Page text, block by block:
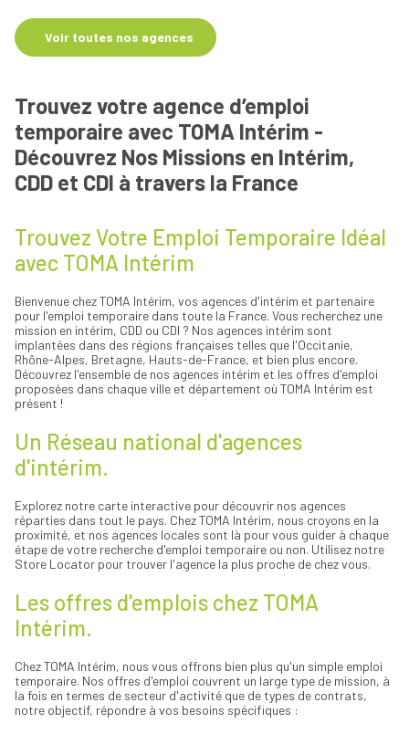
Voir toutes nos agences
Trouvez votre agence d’emploi
temporaire avec TOMA Intérim -
Découvrez Nos Missions en Intérim,
CDD et CDI à travers la France
Trouvez Votre Emploi Temporaire Idéal
avec TOMA Intérim
Bienvenue chez TOMA Intérim, vos agences d'intérim et partenaire
pour l'emploi temporaire dans toute la France. Vous recherchez une
mission en intérim, CDD ou CDI ? Nos agences intérim sont
implantées dans des régions françaises telles que l'Occitanie,
Rhône-Alpes, Bretagne, Hauts-de-France, et bien plus encore.
Découvrez l'ensemble de nos agences intérim et les offres d'emploi
proposées dans chaque ville et département où TOMA Intérim est
présent !
Un Réseau national d'agences
d'intérim.
Explorez notre carte interactive pour découvrir nos agences
réparties dans tout le pays. Chez TOMA Intérim, nous croyons en la
proximité, et nos agences locales sont là pour vous guider à chaque
étape de votre recherche d'emploi temporaire ou non. Utilisez notre
Store Locator pour trouver l'agence la plus proche de chez vous.
Les offres d'emplois chez TOMA
Intérim.
Chez TOMA Intérim, nous vous offrons bien plus qu'un simple emploi
temporaire. Nos offres d'emploi couvrent un large type de mission, à
la fois en termes de secteur d'activité que de types de contrats,
notre objectif, répondre à vos besoins spécifiques :